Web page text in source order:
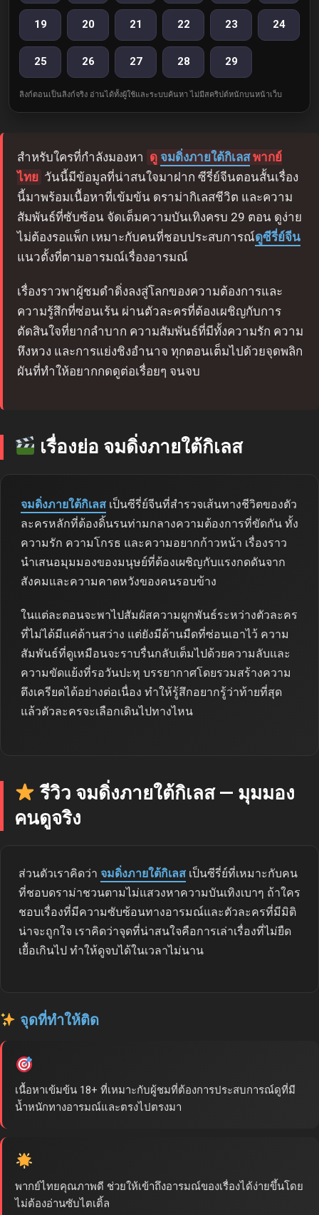
19 20 21 22 23 24
25 26 27 28 29
ลิงก์ตอนเป็นลิงก์จริง อ่านได้ทั้งผู้ใช้และระบบค้นหา ไม่มีสคริปต์หนักบนหน้าเว็บ
สำหรับใครที่กำลังมองหา ดู จมดิ่งภายใต้กิเลสพากย์
ไทย วันนี้มีข้อมูลที่น่าสนใจมาฝาก ซีรี่ย์จีนตอนสั้นเรื่อง
นี้มาพร้อมเนื้อหาที่เข้มข้น ดราม่ากิเลสชีวิต และความ
สัมพันธ์ที่ซับซ้อน จัดเต็มความบันเทิงครบ 29 ตอน ดูง่าย
ไม่ต้องรอแพ็ก เหมาะกับคนที่ชอบประสบการณ์ดูซีรี่ย์จีน
แนวตั้งที่ตามอารมณ์เรื่องอารมณ์
เรื่องราวพาผู้ชมดำดิ่งลงสู่โลกของความต้องการและ
ความรู้สึกที่ซ่อนเร้น ผ่านตัวละครที่ต้องเผชิญกับการ
ตัดสินใจที่ยากลำบาก ความสัมพันธ์ที่มีทั้งความรัก ความ
หึงหวง และการแย่งชิงอำนาจ ทุกตอนเต็มไปด้วยจุดพลิก
ผันที่ทำให้อยากกดดูต่อเรื่อยๆ จนจบ
เรื่องย่อ จมดิ่งภายใต้กิเลส
จมดิ่งภายใต้กิเลส เป็นซีรี่ย์จีนที่สำรวจเส้นทางชีวิตของตัว
ละครหลักที่ต้องดิ้นรนท่ามกลางความต้องการที่ขัดกัน ทั้ง
ความรัก ความโกรธ และความอยากก้าวหน้า เรื่องราว
นำเสนอมุมมองของมนุษย์ที่ต้องเผชิญกับแรงกดดันจาก
สังคมและความคาดหวังของคนรอบข้าง
ในแต่ละตอนจะพาไปสัมผัสความผูกพันธ์ระหว่างตัวละคร
ที่ไม่ได้มีแค่ด้านสว่าง แต่ยังมีด้านมืดที่ซ่อนเอาไว้ ความ
สัมพันธ์ที่ดูเหมือนจะราบรื่นกลับเต็มไปด้วยความลับและ
ความขัดแย้งที่รอวันปะทุ บรรยากาศโดยรวมสร้างความ
ตึงเครียดได้อย่างต่อเนื่อง ทำให้รู้สึกอยากรู้ว่าท้ายที่สุด
แล้วตัวละครจะเลือกเดินไปทางไหน
รีวิว จมดิ่งภายใต้กิเลส — มุมมอง
คนดูจริง
ส่วนตัวเราคิดว่า จมดิ่งภายใต้กิเลส เป็นซีรี่ย์ที่เหมาะกับคน
ที่ชอบดราม่าชวนตามไม่แสวงหาความบันเทิงเบาๆ ถ้าใคร
ชอบเรื่องที่มีความซับซ้อนทางอารมณ์และตัวละครที่มีมิติ
น่าจะถูกใจ เราคิดว่าจุดที่น่าสนใจคือการเล่าเรื่องที่ไม่ยืด
เยื้อเกินไป ทำให้ดูจบได้ในเวลาไม่นาน
จุดที่ทำให้ติด
เนื้อหาเข้มข้น 18+ ที่เหมาะกับผู้ชมที่ต้องการประสบการณ์ดูที่มี
น้ำหนักทางอารมณ์และตรงไปตรงมา
พากย์ไทยคุณภาพดี ช่วยให้เข้าถึงอารมณ์ของเรื่องได้ง่ายขึ้นโดย
ไม่ต้องอ่านซับไตเติ้ล